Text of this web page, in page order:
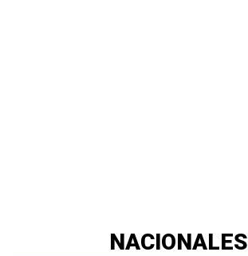
NACIONALES